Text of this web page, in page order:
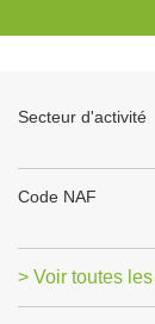
Secteur d'activité
Code NAF
> Voir toutes